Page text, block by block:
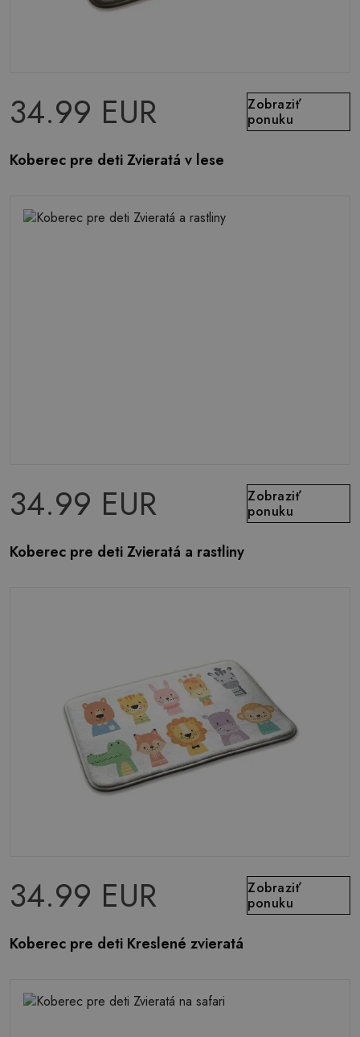
34.99 EUR
Zobraziť
ponuku
Koberec pre deti Zvieratá v lese
34.99 EUR
Zobraziť
ponuku
Koberec pre deti Zvieratá a rastliny
34.99 EUR
Zobraziť
ponuku
Koberec pre deti Kreslené zvieratá